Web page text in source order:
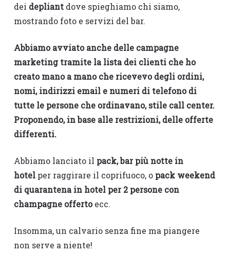
dei depliantdove spieghiamo chi siamo,
mostrando foto e servizi del bar.
Abbiamo avviato anche delle campagne
marketing tramite la lista dei clienti che ho
creato mano a mano che ricevevo degli ordini,
nomi, indirizzi email e numeri di telefono di
tutte le persone che ordinavano, stile call center.
Proponendo, in base alle restrizioni, delle offerte
differenti.
Abbiamo lanciato il pack, bar più notte in
hotelper raggirare il coprifuoco, o pack weekend
di quarantena in hotel per 2 persone con
champagne offertoecc.
Insomma, un calvario senza fine ma piangere
non serve a niente!